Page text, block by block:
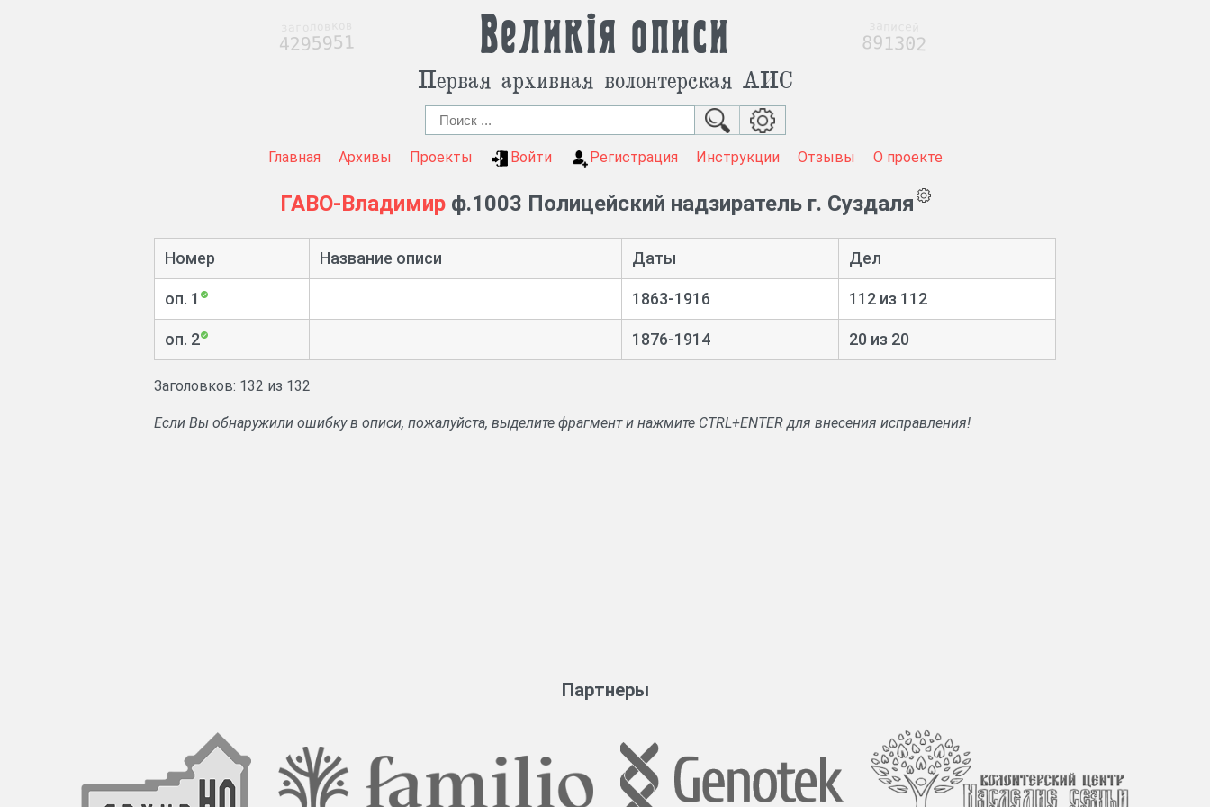
Великія описи
Первая архивная волонтерская АИС
Главная Архивы Проекты Войти Регистрация Инструкции Отзывы О проекте
ГАВО-Владимирф.1003 Полицейский надзиратель г. Суздаля
Номер Название описи Даты Дел
оп. 1 1863-1916 112 из 112
оп. 2 1876-1914 20 из 20
Заголовков: 132 из 132
Если Вы обнаружили ошибку в описи, пожалуйста, выделите фрагмент и нажмите CTRL+ENTER для внесения исправления!
Партнеры
4295951 891302